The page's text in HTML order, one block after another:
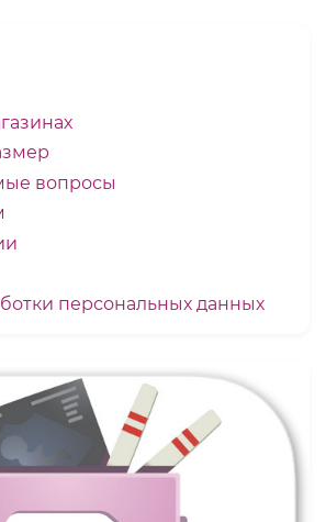
вопросы
персональных данных